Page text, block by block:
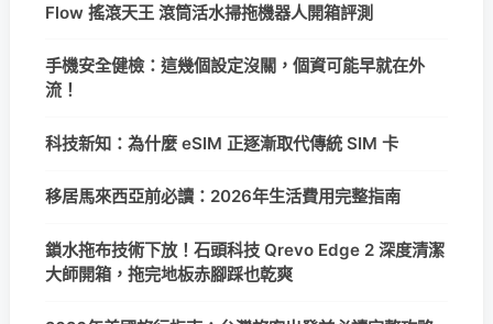
Flow 搖滾天王 滾筒活水掃拖機器人開箱評測
手機安全健檢：這幾個設定沒關，個資可能早就在外
流！
科技新知：為什麼 eSIM 正逐漸取代傳統 SIM 卡
移居馬來西亞前必讀：2026年生活費用完整指南
鎖水拖布技術下放！石頭科技 Qrevo Edge 2 深度清潔
大師開箱，拖完地板赤腳踩也乾爽